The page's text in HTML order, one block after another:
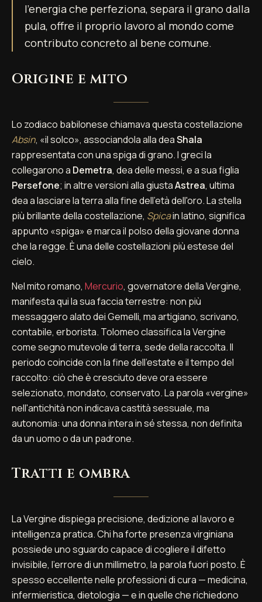
l'energia che perfeziona, separa il grano dalla
pula, offre il proprio lavoro al mondo come
contributo concreto al bene comune.
Origine e mito
Lo zodiaco babilonese chiamava questa costellazione
Absin, «il solco», associandola alla deaShala
rappresentata con una spiga di grano. I greci la
collegarono a Demetra, dea delle messi, e a sua figlia
Persefone; in altre versioni alla giustaAstrea, ultima
dea a lasciare la terra alla fine dell'età dell'oro. La stella
più brillante della costellazione, Spicain latino, significa
appunto «spiga» e marca il polso della giovane donna
che la regge. È una delle costellazioni più estese del
cielo.
Nel mito romano, Mercurio, governatore della Vergine,
manifesta qui la sua faccia terrestre: non più
messaggero alato dei Gemelli, ma artigiano, scrivano,
contabile, erborista. Tolomeo classifica la Vergine
come segno mutevole di terra, sede della raccolta. Il
periodo coincide con la fine dell'estate e il tempo del
raccolto: ciò che è cresciuto deve ora essere
selezionato, mondato, conservato. La parola «vergine»
nell'antichità non indicava castità sessuale, ma
autonomia: una donna intera in sé stessa, non definita
da un uomo o da un padrone.
Tratti e ombra
La Vergine dispiega precisione, dedizione al lavoro e
intelligenza pratica. Chi ha forte presenza virginiana
possiede uno sguardo capace di cogliere il difetto
invisibile, l'errore di un millimetro, la parola fuori posto. È
spesso eccellente nelle professioni di cura — medicina,
infermieristica, dietologia — e in quelle che richiedono